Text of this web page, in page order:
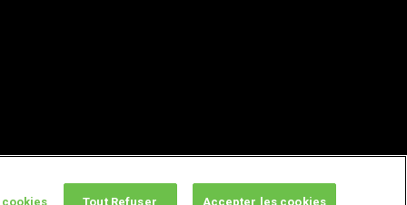
Tout Refuser Accepter les cookies